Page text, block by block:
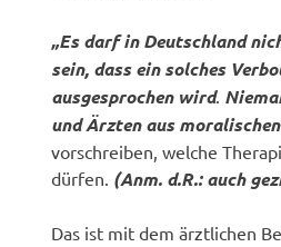
„Es darf in Deutschland
sein, dass ein solches
ausgesprochen wird.
und Ärzten aus
vorschreiben, welche
dürfen. (Anm. d.R.: auch
Das ist mit dem ärztlichen